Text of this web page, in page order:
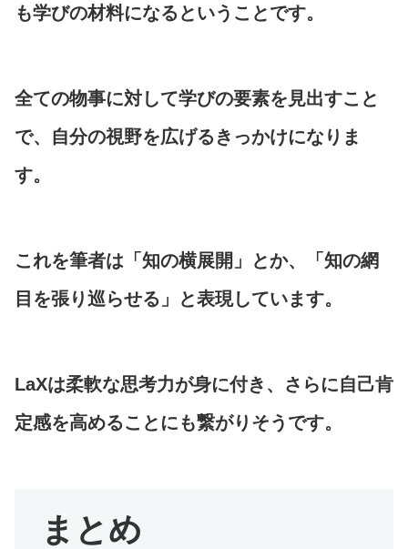
も学びの材料になるということです。
全ての物事に対して学びの要素を見出すこと
で、自分の視野を広げるきっかけになりま
す。
これを筆者は 「知の横展開」 とか、
「知の網
目を張り巡らせる」
と表現しています。
LaXは柔軟な思考力が身に付き、さらに自己肯
定感を高めることにも繋がりそうです。
まとめ